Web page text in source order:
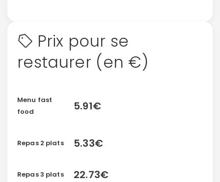
Prix pour se
restaurer (en €)
Menu fast
food
5.91€
Repas 2 plats 5.33€
Repas 3 plats 22.73€